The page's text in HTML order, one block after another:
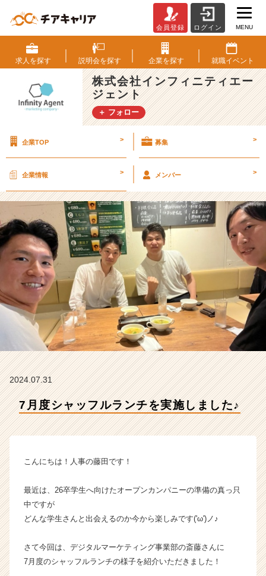
月
度
シ
ャ
ッ
フ
ル
チ
施
し
ま
し
た
♪
【株
式
会
社
イ
ン
フ
エ
ン
タ
ム
イ
ン】
会員登録 ログイン MENU
求人を探す 説明会を探す 企業を探す 就職イベント
株式会社インフィニティエー
ジェント
＋ フォロー
企業TOP > 募集 >
企業情報 > メンバー >
2024.07.31
7月度シャッフルランチを実施しました♪
こんにちは！人事の藤田です！
最近は、26卒学生へ向けたオープンカンパニーの準備の真っ只
中ですが
どんな学生さんと出会えるのか今から楽しみです('ω')ノ♪
さて今回は、デジタルマーケティング事業部の斎藤さんに
7月度のシャッフルランチの様子を紹介いただきました！